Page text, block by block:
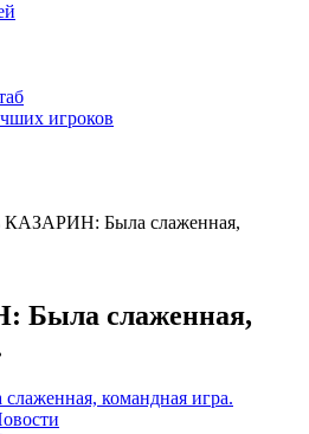
игроков
КАЗАРИН: Была слаженная,
Была слаженная,